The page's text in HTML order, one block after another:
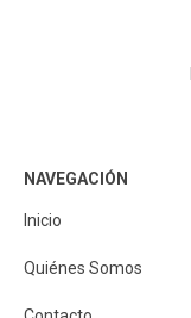
NAVEGACIÓN
Inicio
Quiénes Somos